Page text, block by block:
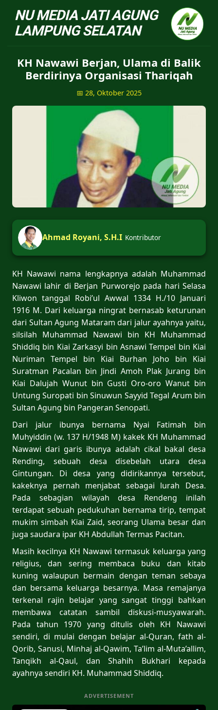
NU Jatiagung - Situs
KH Nawawi Berjan, Ulama di Balik
Berdirinya Organisasi Thariqah
📅 28, Oktober 2025
Ahmad Royani, S.H.I Kontributor
KH Nawawi nama lengkapnya adalah Muhammad
Nawawi lahir di Berjan Purworejo pada hari Selasa
Kliwon tanggal Robi’ul Awwal 1334 H./10 Januari
1916 M. Dari keluarga ningrat bernasab keturunan
dari Sultan Agung Mataram dari jalur ayahnya yaitu,
silsilah Muhammad Nawawi bin KH Muhammad
Shiddiq bin Kiai Zarkasyi bin Asnawi Tempel bin Kiai
Nuriman Tempel bin Kiai Burhan Joho bin Kiai
Suratman Pacalan bin Jindi Amoh Plak Jurang bin
Kiai Dalujah Wunut bin Gusti Oro-oro Wanut bin
Untung Suropati bin Sinuwun Sayyid Tegal Arum bin
Sultan Agung bin Pangeran Senopati.
Dari jalur ibunya bernama Nyai Fatimah bin
Muhyiddin (w. 137 H/1948 M) kakek KH Muhammad
Nawawi dari garis ibunya adalah cikal bakal desa
Rending, sebuah desa disebelah utara desa
Gintungan. Di desa yang didirikannya tersebut,
kakeknya pernah menjabat sebagai lurah Desa.
Pada sebagian wilayah desa Rendeng inilah
terdapat sebuah pedukuhan bernama tirip, tempat
mukim simbah Kiai Zaid, seorang Ulama besar dan
juga saudara ipar KH Abdullah Termas Pacitan.
Masih kecilnya KH Nawawi termasuk keluarga yang
religius, dan sering membaca buku dan kitab
kuning walaupun bermain dengan teman sebaya
dan bersama keluarga besarnya. Masa remajanya
terkenal rajin belajar yang sangat tinggi bahkan
membawa catatan sambil diskusi-musyawarah.
Pada tahun 1970 yang ditulis oleh KH Nawawi
sendiri, di mulai dengan belajar al-Quran, fath al-
Qorib, Sanusi, Minhaj al-Qawim, Ta’lim al-Muta’allim,
Tanqikh al-Qaul, dan Shahih Bukhari kepada
ayahnya sendiri KH. Muhammad Shiddiq.
ADVERTISEMENT